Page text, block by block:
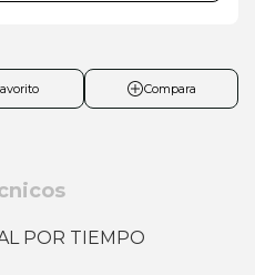
Compara
POR TIEMPO